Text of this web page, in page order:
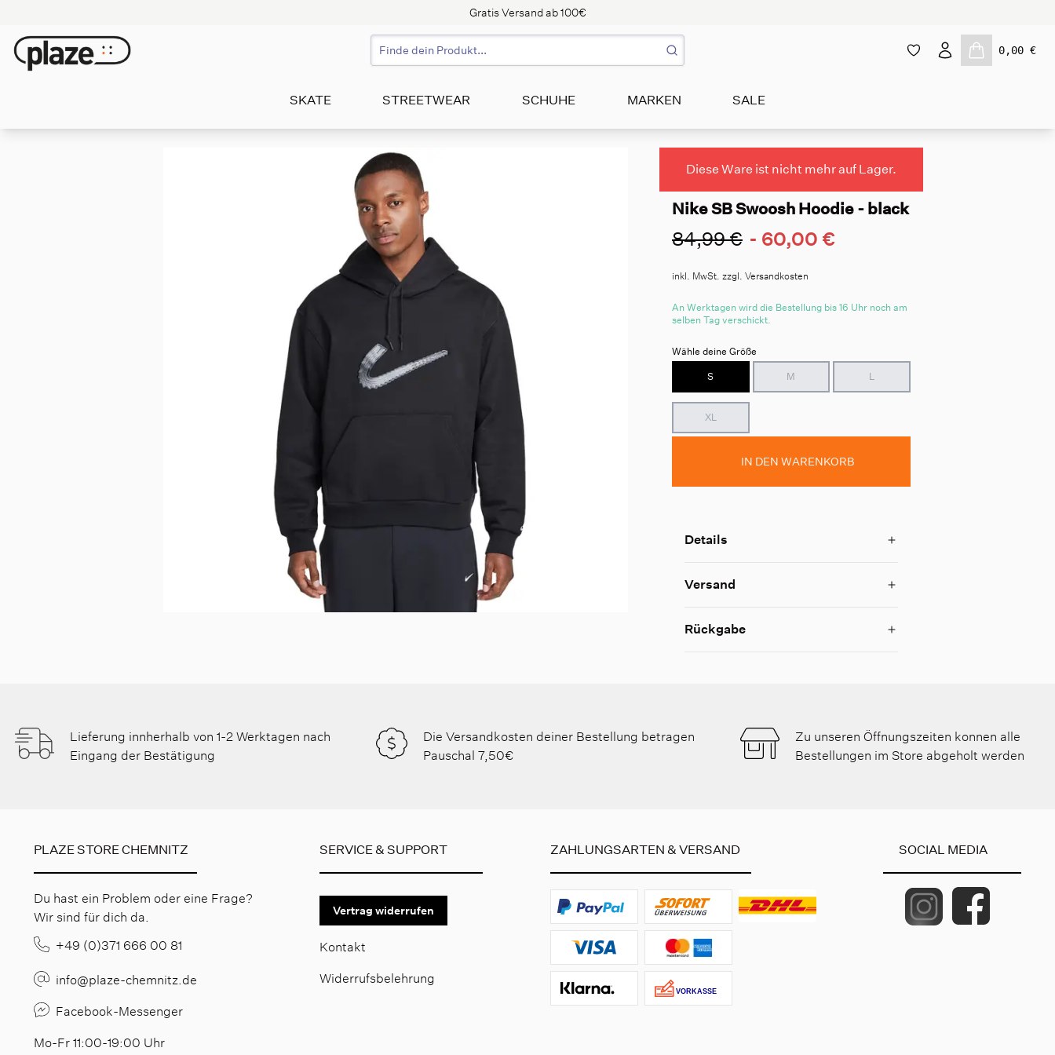
Gratis Versand ab 100€
0,00 €
SKATE STREETWEAR SCHUHE MARKEN SALE
Diese Ware ist nicht mehr auf Lager.
Nike SB Swoosh Hoodie - black
84,99 € - 60,00 €
inkl. MwSt. zzgl. Versandkosten
An Werktagen wird die Bestellung bis 16 Uhr noch am
selben Tag verschickt.
Wähle deine Größe
S
M L
XL
IN DEN WARENKORB
Details
Versand
Rückgabe
Lieferung innherhalb von 1-2 Werktagen nach
Eingang der Bestätigung
Die Versandkosten deiner Bestellung betragen
Pauschal 7,50€
Zu unseren Öffnungszeiten konnen alle
Bestellungen im Store abgeholt werden
PLAZE STORE CHEMNITZ
Du hast ein Problem oder eine Frage?
Wir sind für dich da.
+49 (0)371 666 00 81
info@plaze-chemnitz.de
Facebook-Messenger
Mo-Fr 11:00-19:00 Uhr
SERVICE & SUPPORT
Vertrag widerrufen
Kontakt
Widerrufsbelehrung
ZAHLUNGSARTEN & VERSAND SOCIAL MEDIA